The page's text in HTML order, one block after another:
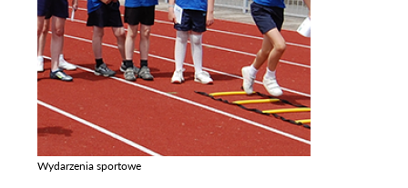
Wydarzenia sportowe